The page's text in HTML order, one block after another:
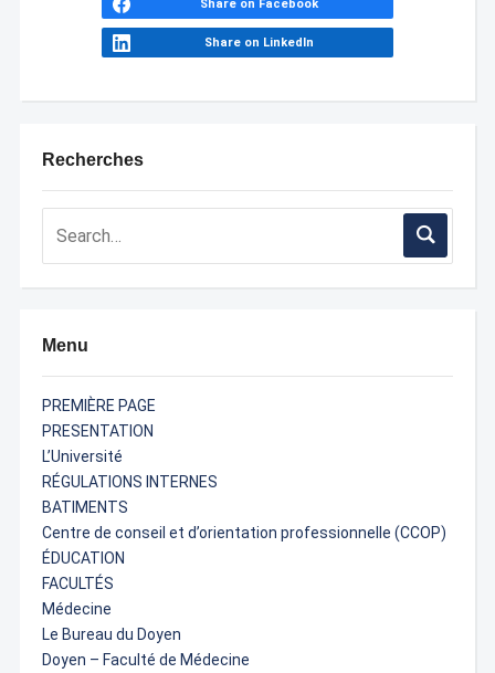
Recherches
Menu
PREMIÈRE PAGE
PRESENTATION
L’Université
RÉGULATIONS INTERNES
BATIMENTS
Centre de conseil et d’orientation professionnelle (CCOP)
ÉDUCATION
FACULTÉS
Médecine
Le Bureau du Doyen
Doyen – Faculté de Médecine
Share on Facebook
Share on LinkedIn